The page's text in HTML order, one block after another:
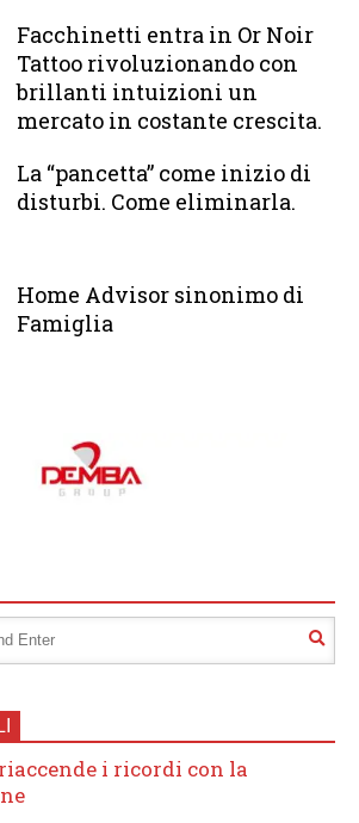
Facchinetti entra in Or Noir
Tattoo rivoluzionando con
brillanti intuizioni un
mercato in costante crescita.
La “pancetta” come inizio di
disturbi. Come eliminarla.
Home Advisor sinonimo di
Famiglia
i ricordi con la